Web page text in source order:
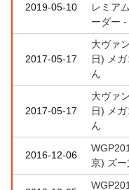
2019-05-10
レミア
ーダー
2017-05-17
大ヴァ
日) メ
ん
2017-05-17
大ヴァ
日) メ
ん
2016-12-06
京) ズー